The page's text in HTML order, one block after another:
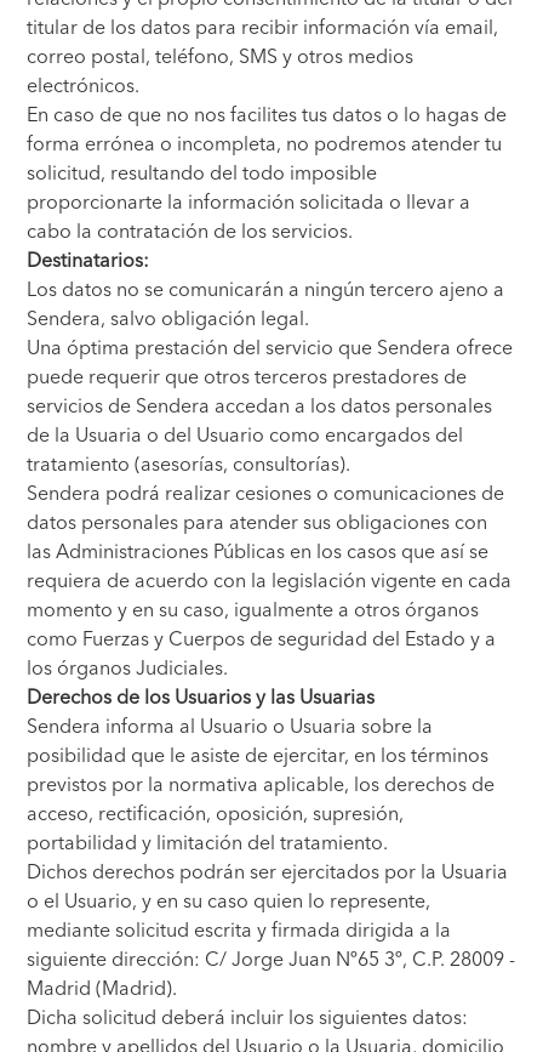
titular de los datos para recibir información vía email,
correo postal, teléfono, SMS y otros medios
electrónicos.
En caso de que no nos facilites tus datos o lo hagas de
forma errónea o incompleta, no podremos atender tu
solicitud, resultando del todo imposible
proporcionarte la información solicitada o llevar a
cabo la contratación de los servicios.
Destinatarios:
Los datos no se comunicarán a ningún tercero ajeno a
Sendera, salvo obligación legal.
Una óptima prestación del servicio que Sendera ofrece
puede requerir que otros terceros prestadores de
servicios de Sendera accedan a los datos personales
de la Usuaria o del Usuario como encargados del
tratamiento (asesorías, consultorías).
Sendera podrá realizar cesiones o comunicaciones de
datos personales para atender sus obligaciones con
las Administraciones Públicas en los casos que así se
requiera de acuerdo con la legislación vigente en cada
momento y en su caso, igualmente a otros órganos
como Fuerzas y Cuerpos de seguridad del Estado y a
los órganos Judiciales.
Derechos de los Usuarios y las Usuarias
Sendera informa al Usuario o Usuaria sobre la
posibilidad que le asiste de ejercitar, en los términos
previstos por la normativa aplicable, los derechos de
acceso, rectificación, oposición, supresión,
portabilidad y limitación del tratamiento.
Dichos derechos podrán ser ejercitados por la Usuaria
o el Usuario, y en su caso quien lo represente,
mediante solicitud escrita y firmada dirigida a la
siguiente dirección: C/ Jorge Juan Nº65 3º, C.P. 28009 -
Madrid (Madrid).
Dicha solicitud deberá incluir los siguientes datos:
nombre y apellidos del Usuario o la Usuaria, domicilio